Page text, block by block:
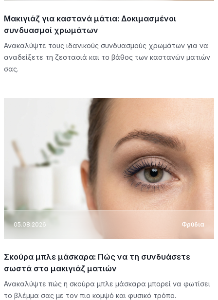
Μακιγιάζ για καστανά μάτια: Δοκιμασμένοι
συνδυασμοί χρωμάτων
Ανακαλύψτε τους ιδανικούς συνδυασμούς χρωμάτων για να
αναδείξετε τη ζεστασιά και το βάθος των καστανών ματιών
σας.
05.08.2026 Φρύδια
Σκούρα μπλε μάσκαρα: Πώς να τη συνδυάσετε
σωστά στο μακιγιάζ ματιών
Ανακαλύψτε πώς η σκούρα μπλε μάσκαρα μπορεί να φωτίσει
το βλέμμα σας με τον πιο κομψό και φυσικό τρόπο.